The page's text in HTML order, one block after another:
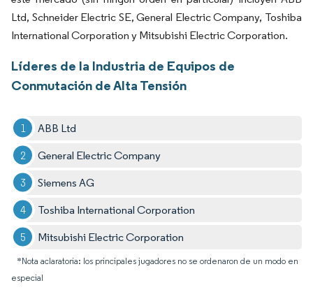
Ltd, Schneider Electric SE, General Electric Company, Toshiba
International Corporation y Mitsubishi Electric Corporation.
Líderes de la Industria de Equipos de
Conmutación de Alta Tensión
ABB Ltd
General Electric Company
Siemens AG
Toshiba International Corporation
Mitsubishi Electric Corporation
*Nota aclaratoria: los principales jugadores no se ordenaron de un modo en
especial